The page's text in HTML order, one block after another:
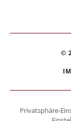
©
Privatsphäre-